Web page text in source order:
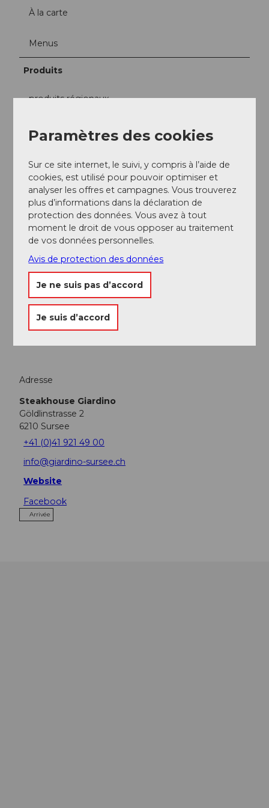
À la carte
Menus
Produits
produits régionaux
A proximité Regarder sur la carte
Evénement
Adresse
Steakhouse Giardino
Göldlinstrasse 2
6210 Sursee
+41 (0)41 921 49 00
info@giardino-sursee.ch
Website
Facebook
Arrivée
Paramètres des cookies
Sur ce site internet, le suivi, y compris à l’aide de
cookies, est utilisé pour pouvoir optimiser et
analyser les offres et campagnes. Vous trouverez
plus d’informations dans la déclaration de
protection des données. Vous avez à tout
moment le droit de vous opposer au traitement
de vos données personnelles.
Avis de protection des données
Je ne suis pas d’accord
Je suis d’accord